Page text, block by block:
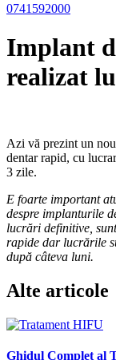
0741592000
Implant
realizat
Azi vă prezint un
dentar rapid, cu
3 zile.
E foarte important
despre implanturile
lucrări definitive,
rapide dar lucrările
după câteva luni.
Alte articole
Ghidul Complet al